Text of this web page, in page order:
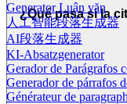
Generator Luận văn
人工智能段落生成器
AI段落生成器
KI-Absatzgenerator
Gerador de Parágrafos
Generador de párrafos
Générateur de
¿Qué pasa si la